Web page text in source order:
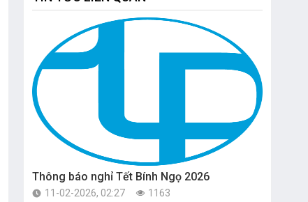
Thông báo nghỉ Tết Bính Ngọ 2026
11-02-2026, 02:27
1163